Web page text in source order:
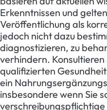
Erkenntnissen und
Veröffentlichung als
jedoch nicht dazu
diagnostizieren, zu
verhindern. Konsultieren
qualifizierten
ein
insbesondere wenn Sie